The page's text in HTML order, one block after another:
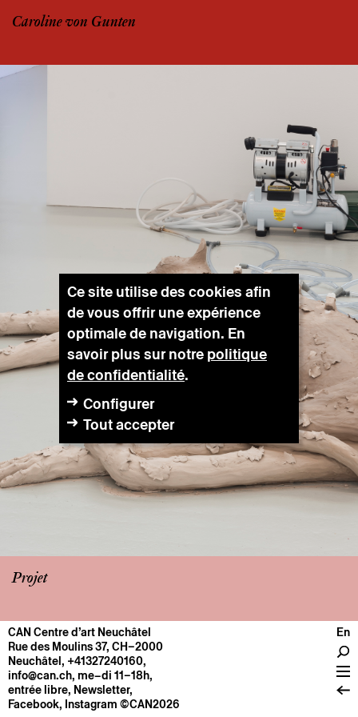
Caroline von Gunten
Projet
CENTRE
Infos pratiques
Fonctionnement
À propos
CAN Centre d’art Neuchâtel
Rue des Moulins 37, CH–2000
Neuchâtel, +41327240160,
info@can.ch, me–di 11–18h,
entrée libre, Newsletter,
Facebook, Instagram ©CAN2026
En
Ce site utilise des cookies afin
de vous offrir une expérience
optimale de navigation. En
savoir plus sur notre politique
de confidentialité.
Configurer
Tout accepter